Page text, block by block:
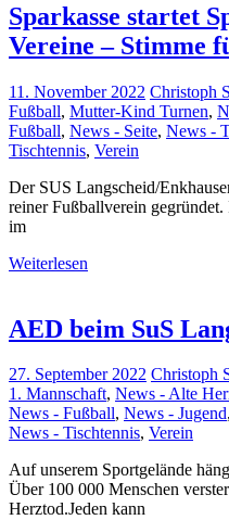
Sparkasse startet
Vereine – Stimme
11. November 2022 Christoph
Fußball, Mutter-Kind Turnen,
Fußball, News - Seite, News -
Tischtennis, Verein
Der SUS Langscheid/
reiner Fußballverein
im
Weiterlesen
AED beim SuS
27. September 2022 Christoph
1. Mannschaft, News - Alte
News - Fußball, News - Jugend,
News - Tischtennis, Verein
Auf unserem Sportgelände
Über 100 000 Menschen
Herztod.Jeden kann